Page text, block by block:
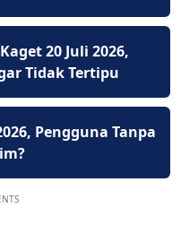
20 Juli 2026,
Tidak Tertipu
Pengguna Tanpa